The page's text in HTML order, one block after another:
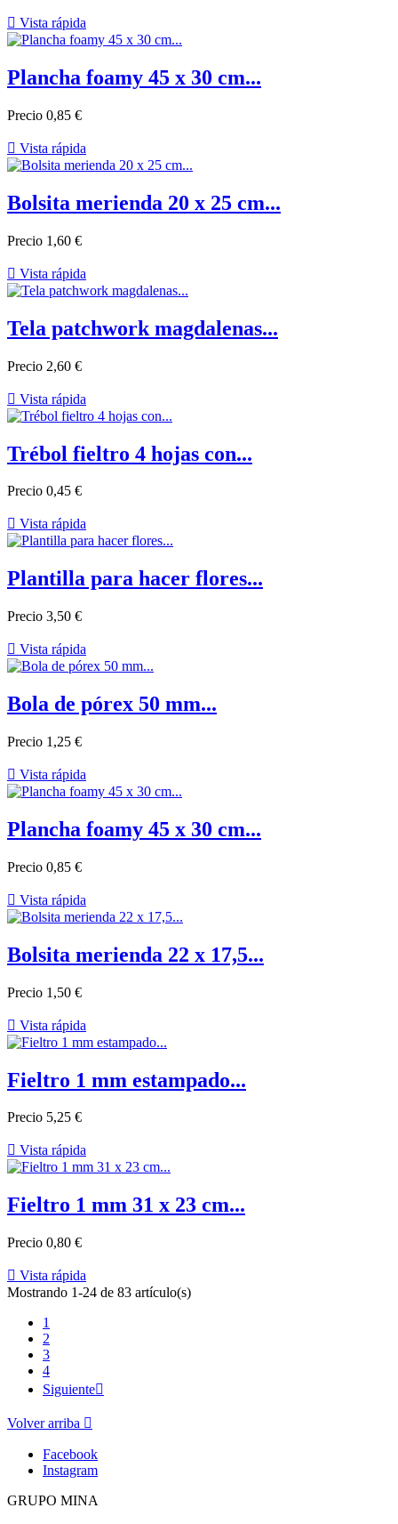
 Vista rápida
Plancha foamy 45 x 30 cm...
Precio 0,85 €
 Vista rápida
Bolsita merienda 20 x 25 cm...
Precio 1,60 €
 Vista rápida
Tela patchwork magdalenas...
Precio 2,60 €
 Vista rápida
Trébol fieltro 4 hojas con...
Precio 0,45 €
 Vista rápida
Plantilla para hacer flores...
Precio 3,50 €
 Vista rápida
Bola de pórex 50 mm...
Precio 1,25 €
 Vista rápida
Plancha foamy 45 x 30 cm...
Precio 0,85 €
 Vista rápida
Bolsita merienda 22 x 17,5...
Precio 1,50 €
 Vista rápida
Fieltro 1 mm estampado...
Precio 5,25 €
 Vista rápida
Fieltro 1 mm 31 x 23 cm...
Precio 0,80 €
 Vista rápida
Mostrando 1-24 de 83 artículo(s)
1
2
3
4
Siguiente
Volver arriba 
Facebook
Instagram
GRUPO MINA